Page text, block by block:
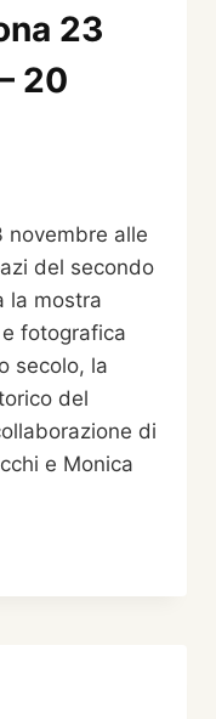
23
20
novembre alle
del secondo
la mostra
fotografica
secolo, la
del
di
e Monica